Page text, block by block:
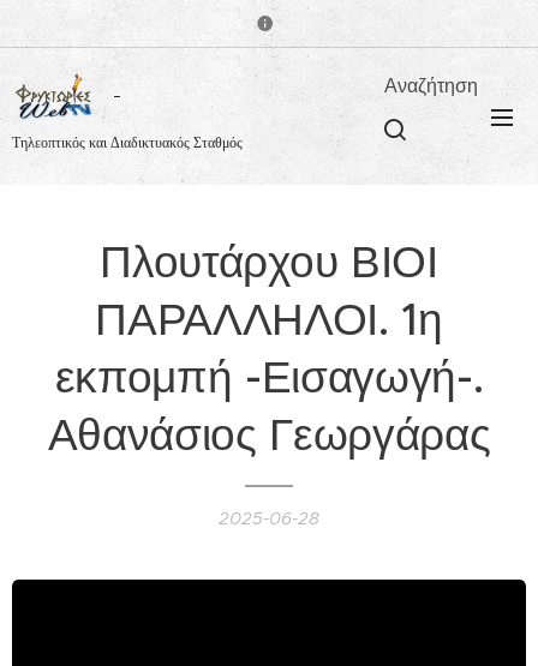
Τηλεοπτικός και Διαδικτυακός Σταθμός
Αναζήτηση
Πλουτάρχου ΒΙΟΙ
ΠΑΡΑΛΛΗΛΟΙ. 1η
εκπομπή -Εισαγωγή-.
Αθανάσιος Γεωργάρας
2025-06-28